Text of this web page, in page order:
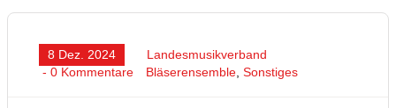
8 Dez. 2024
Landesmusikverband
- 0 Kommentare
Bläserensemble, Sonstiges